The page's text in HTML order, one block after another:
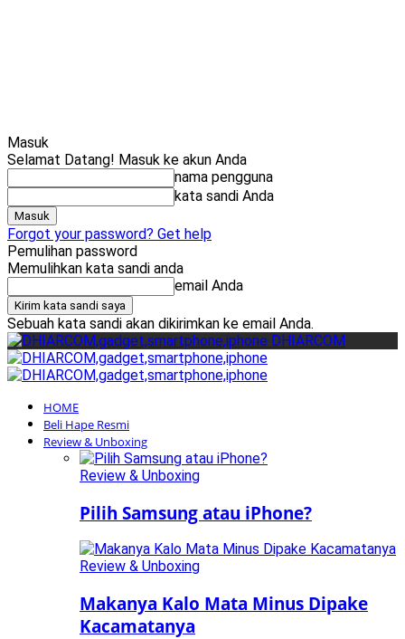
Masuk
Selamat Datang! Masuk ke akun Anda
nama pengguna
kata sandi Anda
Forgot your password? Get help
Pemulihan password
Memulihkan kata sandi anda
email Anda
Sebuah kata sandi akan dikirimkan ke email Anda.
DHIARCOM
HOME
Beli Hape Resmi
Review & Unboxing
Review & Unboxing
Pilih Samsung atau iPhone?
Review & Unboxing
Makanya Kalo Mata Minus Dipake
Kacamatanya